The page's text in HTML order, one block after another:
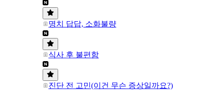
명치 답답, 소화불량
식사 후 불편함
진단 전 고민(이건 무슨 증상일까요?)